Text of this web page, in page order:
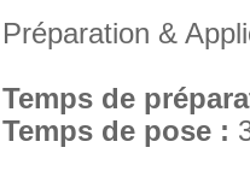
Préparation &
Temps de
Temps de pose :